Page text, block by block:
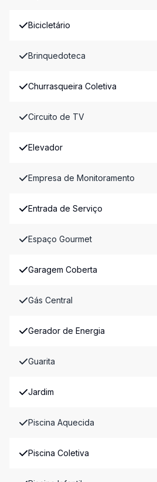
Bicicletário
Brinquedoteca
Churrasqueira Coletiva
Circuito de TV
Elevador
Empresa de Monitoramento
Entrada de Serviço
Espaço Gourmet
Garagem Coberta
Gás Central
Gerador de Energia
Guarita
Jardim
Piscina Aquecida
Piscina Coletiva